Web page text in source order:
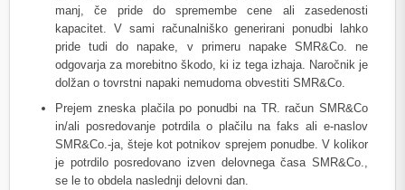
manj, če pride do spremembe cene ali zasedenosti
kapacitet. V sami računalniško generirani ponudbi lahko
pride tudi do napake, v primeru napake SMR&Co. ne
odgovarja za morebitno škodo, ki iz tega izhaja. Naročnik je
dolžan o tovrstni napaki nemudoma obvestiti SMR&Co.
Prejem zneska plačila po ponudbi na TR. račun SMR&Co
in/ali posredovanje potrdila o plačilu na faks ali e-naslov
SMR&Co.-ja, šteje kot potnikov sprejem ponudbe. V kolikor
je potrdilo posredovano izven delovnega časa SMR&Co.,
se le to obdela naslednji delovni dan.